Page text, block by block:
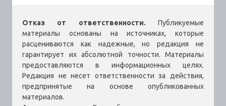
Отказ от ответственности. Публикуемые
материалы основаны на источниках, которые
расцениваются как надежные, но редакция не
гарантирует их абсолютной точности. Материалы
предоставляются в информационных целях.
Редакция не несет ответственности за действия,
предпринятые на основе опубликованных
материалов.